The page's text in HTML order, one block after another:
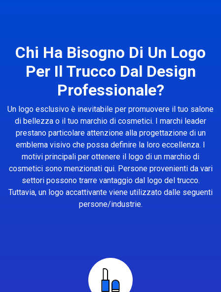
Chi Ha Bisogno Di Un Logo
Per Il Trucco Dal Design
Professionale?
Un logo esclusivo è inevitabile per promuovere il tuo salone
di bellezza o il tuo marchio di cosmetici. I marchi leader
prestano particolare attenzione alla progettazione di un
emblema visivo che possa definire la loro eccellenza. I
motivi principali per ottenere il logo di un marchio di
cosmetici sono menzionati qui. Persone provenienti da vari
settori possono trarre vantaggio dal logo del trucco.
Tuttavia, un logo accattivante viene utilizzato dalle seguenti
persone/industrie.